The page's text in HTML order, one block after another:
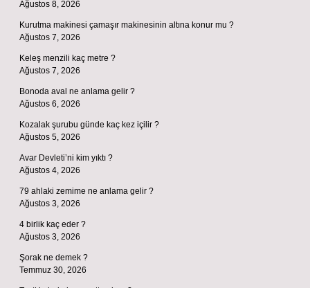
Ağustos 8, 2026
Kurutma makinesi çamaşır makinesinin altına konur mu ?
Ağustos 7, 2026
Keleş menzili kaç metre ?
Ağustos 7, 2026
Bonoda aval ne anlama gelir ?
Ağustos 6, 2026
Kozalak şurubu günde kaç kez içilir ?
Ağustos 5, 2026
Avar Devleti’ni kim yıktı ?
Ağustos 4, 2026
79 ahlaki zemime ne anlama gelir ?
Ağustos 3, 2026
4 birlik kaç eder ?
Ağustos 3, 2026
Şorak ne demek ?
Temmuz 30, 2026